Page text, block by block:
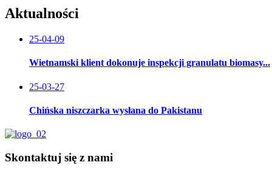
Aktualności
25-04-09
Wietnamski klient dokonuje inspekcji granulatu biomasy...
25-03-27
Chińska niszczarka wysłana do Pakistanu
Skontaktuj się z nami